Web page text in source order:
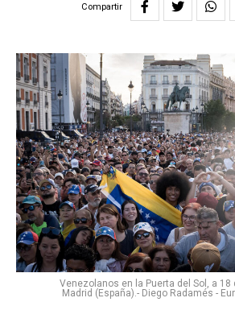
Compartir
Venezolanos en la Puerta del Sol, a 18
Madrid (España).- Diego Radamés -